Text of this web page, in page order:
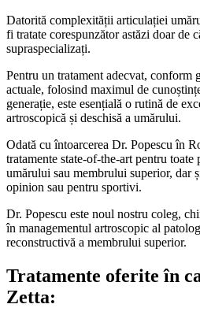
Datorită complexității articulației
fi tratate corespunzător astăzi doar de
supraspecializați.
Pentru un tratament adecvat,
actuale, folosind maximul de
generație, este esențială o rutină de
artroscopică și deschisă a umărului.
Odată cu întoarcerea Dr. Popescu în
tratamente state-of-the-art pentru
umărului sau membrului superior, dar
opinion sau pentru sportivi.
Dr. Popescu este noul nostru coleg,
în managementul artroscopic al
reconstructivă a membrului superior.
Tratamente oferite în
Zetta: